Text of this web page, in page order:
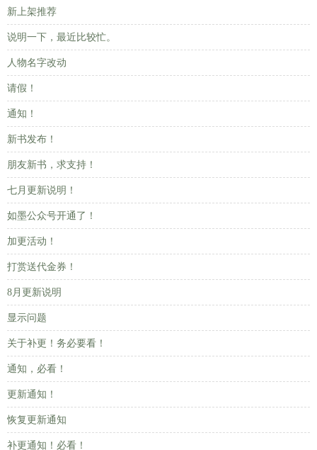
新上架推荐
说明一下，最近比较忙。
人物名字改动
请假！
通知！
新书发布！
朋友新书，求支持！
七月更新说明！
如墨公众号开通了！
加更活动！
打赏送代金券！
8月更新说明
显示问题
关于补更！务必要看！
通知，必看！
更新通知！
恢复更新通知
补更通知！必看！